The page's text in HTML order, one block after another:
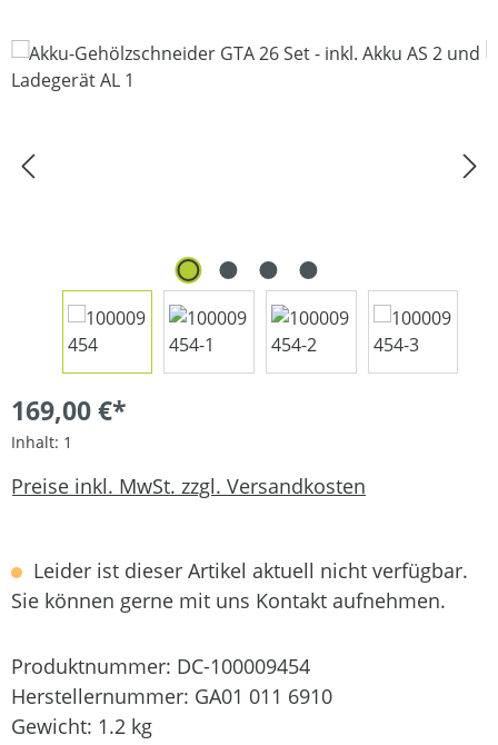
Bildergalerie überspringen
169,00 €*
Inhalt: 1
Preise inkl. MwSt. zzgl. Versandkosten
Leider ist dieser Artikel aktuell nicht verfügbar.
Sie können gerne mit uns Kontakt aufnehmen.
Produktnummer: DC-100009454
Herstellernummer: GA01 011 6910
Gewicht: 1.2 kg